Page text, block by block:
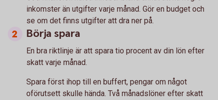
inkomster än utgifter varje månad. Gör en budget och
se om det finns utgifter att dra ner på.
Börja spara
En bra riktlinje är att spara tio procent av din lön efter
skatt varje månad.
Spara först ihop till en buffert, pengar om något
oförutsett skulle hända. Två månadslöner efter skatt